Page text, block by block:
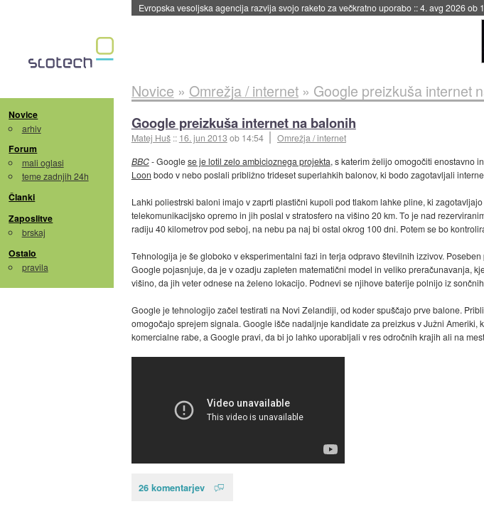
Evropska vesoljska agencija razvija svojo raketo za večkratno uporabo ::4. avg 2026 ob
Novice
arhiv
Forum
mali oglasi
teme zadnjih 24h
Članki
Zaposlitve
brskaj
Ostalo
pravila
Novice » Omrežja / internet» Google preizkuša internet
Google preizkuša internet na balonih
Matej Huš :: 16. jun 2013 ob 14:54
Omrežja / internet
BBC- Googlese je lotil zelo ambicioznega projekta, s katerim želijo omogočiti enostavno
Loon bodo v nebo poslali približno trideset superlahkih balonov, ki bodo zagotavljali
Lahki poliestrski baloni imajo v zaprti plastični kupoli pod tlakom lahke pline, ki
telekomunikacijsko opremo in jih poslal v stratosfero na višino 20 km. To je nad
radiju 40 kilometrov pod seboj, na nebu pa naj bi ostal okrog 100 dni. Potem se bo
Tehnologija je še globoko v eksperimentalni fazi in terja odpravo številnih izzivov.
Google pojasnjuje, da je v ozadju zapleten matematični model in veliko preračunavanja,
višino, da jih veter odnese na želeno lokacijo. Podnevi se njihove baterije polnijo iz
Google je tehnologijo začel testirati na Novi Zelandiji, od koder spuščajo prve balone.
omogočajo sprejem signala. Google išče nadaljnje kandidate za preizkus v Južni
komercialne rabe, a Google pravi, da bi jo lahko uporabljali v res odročnih krajih ali na
26 komentarjev